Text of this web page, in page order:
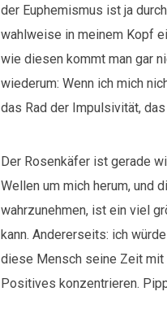
der Euphemismus ist ja
wahlweise in meinem Kopf
wie diesen kommt man gar
wiederum: Wenn ich mich
das Rad der Impulsivität,
Der Rosenkäfer ist gerade
Wellen um mich herum, und
wahrzunehmen, ist ein viel
kann. Andererseits: ich
diese Mensch seine Zeit mit
Positives konzentrieren.